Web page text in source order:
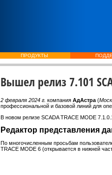
ПРОДУКТЫ
Вышел релиз 7.101
2 февраля 2024 г. компания АдАстра (
профессиональной и базовой линий для
В новом релизе SCADA TRACE MODE
Редактор представления
По многочисленным просьбам
TRACE MODE 6 (открывается в нижней